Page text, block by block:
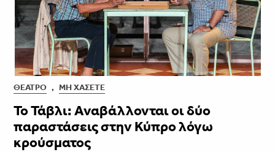
ΘΈΑΤΡΟ , ΜΗ ΧΆΣΕΤΕ
Το Τάβλι: Αναβάλλονται οι δύο
παραστάσεις στην Κύπρο λόγω
κρούσματος